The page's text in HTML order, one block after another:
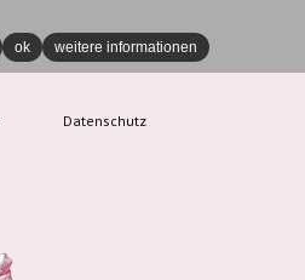
Datenschutz
weitere informationen
ok